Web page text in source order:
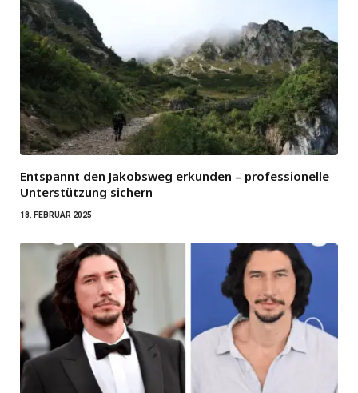
Entspannt den Jakobsweg erkunden – professionelle
Unterstützung sichern
18. FEBRUAR 2025